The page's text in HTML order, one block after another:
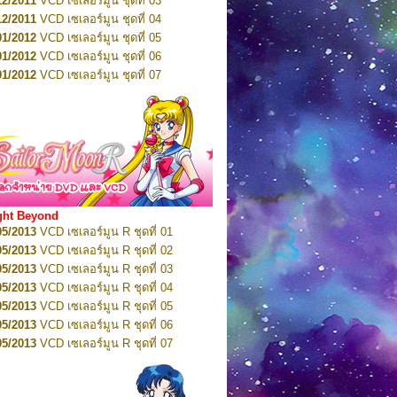
2016 DVD เซเลอร์มูน คริสตัล VOL.5
2016 DVD เซเลอร์มูน คริสตัล VOL.6
2016DVD เซเลอร์มูน คริสตัล VOL.7
2016DVD เซเลอร์มูน คริสตัล VOL.8
2017 DVD เซเลอร์มูน คริสตัล Box-Set
2011 VCD เซเลอร์มูน ชุดที่ 04
2012 VCD เซเลอร์มูน ชุดที่ 05
2012 VCD เซเลอร์มูน ชุดที่ 06
2012 VCD เซเลอร์มูน ชุดที่ 07
VCD เซเลอร์มูน ชุดที่ 08
VCD เซเลอร์มูน ชุดที่ 09
VCD เซเลอร์มูน ชุดที่ 10
2012 VCD เซเลอร์มูน ชุดที่ 11
2012VCD เซเลอร์มูน ชุดที่ 12
2012VCD เซเลอร์มูน ชุดที่ 13
2012VCD เซเลอร์มูน ชุดที่ 14
2012VCD เซเลอร์มูน ชุดที่ 15
VCD เซเลอร์มูน ชุดที่ 16
VCD เซเลอร์มูน ชุดที่ 17
VCD เซเลอร์มูน ชุดที่ 18
VCD เซเลอร์มูน ชุดที่ 19
VCD เซเลอร์มูน ชุดที่ 20
VCD เซเลอร์มูน ชุดที่ 21
VCD เซเลอร์มูน ชุดที่ 22
VCD เซเลอร์มูน ชุดที่ 23
DVD เซเลอร์มูน ชุดที่ 01
Beyond
2013 VCD เซเลอร์มูน R ชุดที่ 01
2013 VCD เซเลอร์มูน R ชุดที่ 02
2013 VCD เซเลอร์มูน R ชุดที่ 03
2013 VCD เซเลอร์มูน R ชุดที่ 04
2013 VCD เซเลอร์มูน R ชุดที่ 05
2013 VCD เซเลอร์มูน R ชุดที่ 06
2013 VCD เซเลอร์มูน R ชุดที่ 07
VCD เซเลอร์มูน R ชุดที่ 08
VCD เซเลอร์มูน R ชุดที่ 09